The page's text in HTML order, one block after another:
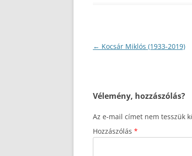
Bejegyzés
← Kocsár Miklós (1933-2019)
Vélemény, hozzászólás?
Az e-mail címet nem tesszük
Hozzászólás *